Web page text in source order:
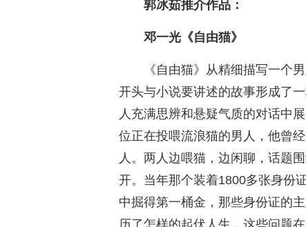
郭冰茹推介作品：
邓一光《自由猫》
《自由猫》从精细描写一个
开头与小说要讲述的故事形成了
人充满思辨和悬疑气质的对话中
位正在投喂流浪猫的男人，他曾
人。两人边喂猫，边闲聊，话题
开。当年那个装着1800多张身份
中掘得第一桶金，那些身份证的
历了怎样的起伏人生，这些问题